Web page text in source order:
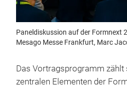
Paneldiskussion auf der Formnext
Mesago Messe Frankfurt, Marc
Das Vortragsprogramm zählt
zentralen Elementen der